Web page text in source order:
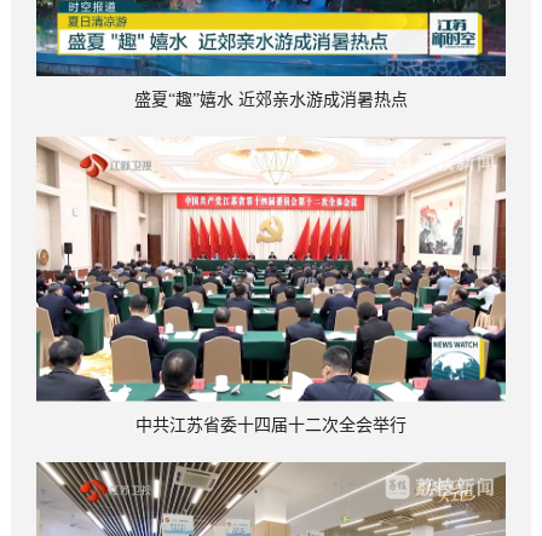
盛夏“趣”嬉水 近郊亲水游成消暑热点
中共江苏省委十四届十二次全会举行